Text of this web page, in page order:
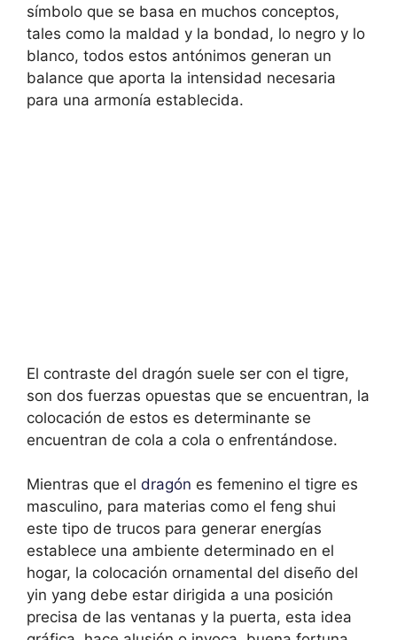
símbolo que se basa en muchos conceptos,
tales como la maldad y la bondad, lo negro y lo
blanco, todos estos antónimos generan un
balance que aporta la intensidad necesaria
para una armonía establecida.
El contraste del dragón suele ser con el tigre,
son dos fuerzas opuestas que se encuentran, la
colocación de estos es determinante se
encuentran de cola a cola o enfrentándose.
Mientras que el dragón es femenino el tigre es
masculino, para materias como el feng shui
este tipo de trucos para generar energías
establece una ambiente determinado en el
hogar, la colocación ornamental del diseño del
yin yang debe estar dirigida a una posición
precisa de las ventanas y la puerta, esta idea